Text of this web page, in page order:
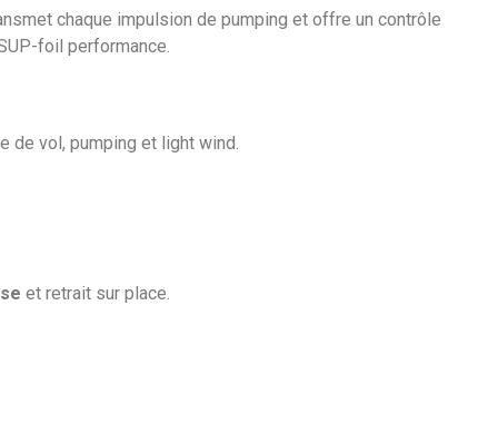
chaque impulsion de pumping et offre un contrôle
foil performance.
de vol, pumping et light wind.
et retrait sur place.